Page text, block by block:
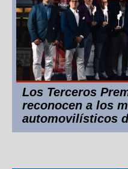
Los Terceros
reconocen a los
automovilísticos